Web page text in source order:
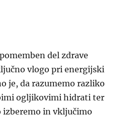
del zdrave
vlogo pri energijski
je, da razumemo razliko
ogljikovimi hidrati ter
in vključimo